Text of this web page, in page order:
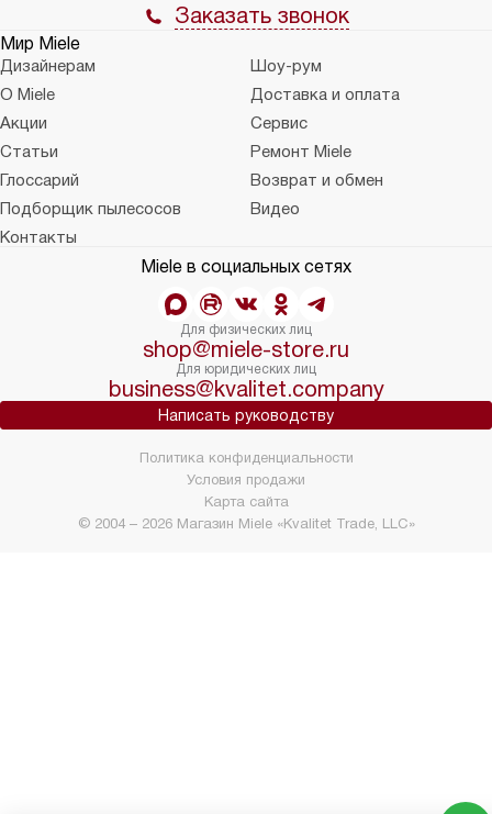
Заказать звонок
Мир Miele
Дизайнерам
Шоу-рум
О Miele
Доставка и оплата
Акции
Сервис
Статьи
Ремонт Miele
Глоссарий
Возврат и обмен
Подборщик пылесосов
Видео
Контакты
Miele в социальных сетях
Для физических лиц
shop@miele-store.ru
Для юридических лиц
business@kvalitet.company
Написать руководству
© 2004 – 2026 Магазин Miele «Kvalitet Trade, LLC»
Политика конфиденциальности
Условия продажи
Карта сайта